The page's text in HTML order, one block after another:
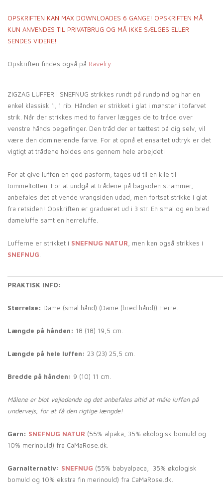
OPSKRIFTEN KAN MAX DOWNLOADES 6 GANGE! OPSKRIFTEN MÅ
KUN ANVENDES TIL PRIVATBRUG OG MÅ IKKE SÆLGES ELLER
SENDES VIDERE!
Opskriften findes også på Ravelry.
ZIGZAG LUFFER I SNEFNUG strikkes rundt på rundpind og har en
enkel klassisk 1, 1 rib. Hånden er strikket i glat i mønster i tofarvet
strik. Når der strikkes med to farver lægges de to tråde over
venstre hånds pegefinger. Den tråd der er tættest på dig selv, vil
være den dominerende farve. For at opnå et ensartet udtryk er det
vigtigt at trådene holdes ens gennem hele arbejdet!
For at give luffen en god pasform, tages ud til en kile til
tommeltotten. For at undgå at trådene på bagsiden strammer,
anbefales det at vende vrangsiden udad, men fortsat strikke i glat
fra retsiden! Opskriften er gradueret ud i 3 str. En smal og en bred
dameluffe samt en herreluffe.
Lufferne er strikket i SNEFNUG NATUR, men kan også strikkes i
SNEFNUG.
PRAKTISK INFO:
Størrelse: Dame (smal hånd) (Dame (bred hånd)) Herre.
Længde på hånden: 18 (18) 19,5 cm.
Længde på hele luffen: 23 (23) 25,5 cm.
Bredde på hånden: 9 (10) 11 cm.
Målene er blot vejledende og det anbefales altid at måle luffen på
undervejs, for at få den rigtige længde!
Garn: SNEFNUG NATUR (55% alpaka, 35% økologisk bomuld og
10% merinould) fra CaMaRose.dk.
Garnalternativ: SNEFNUG (55% babyalpaca, 35% økologisk
bomuld og 10% ekstra fin merinould) fra CaMaRose.dk.